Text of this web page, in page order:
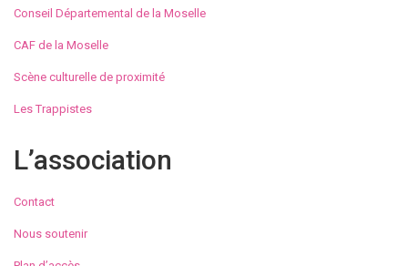
Conseil Départemental de la Moselle
CAF de la Moselle
Scène culturelle de proximité
Les Trappistes
L’association
Contact
Nous soutenir